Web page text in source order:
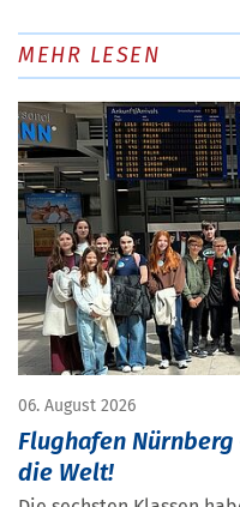
MEHR LESEN
06. August 2026
Flughafen Nürnberg
die Welt!